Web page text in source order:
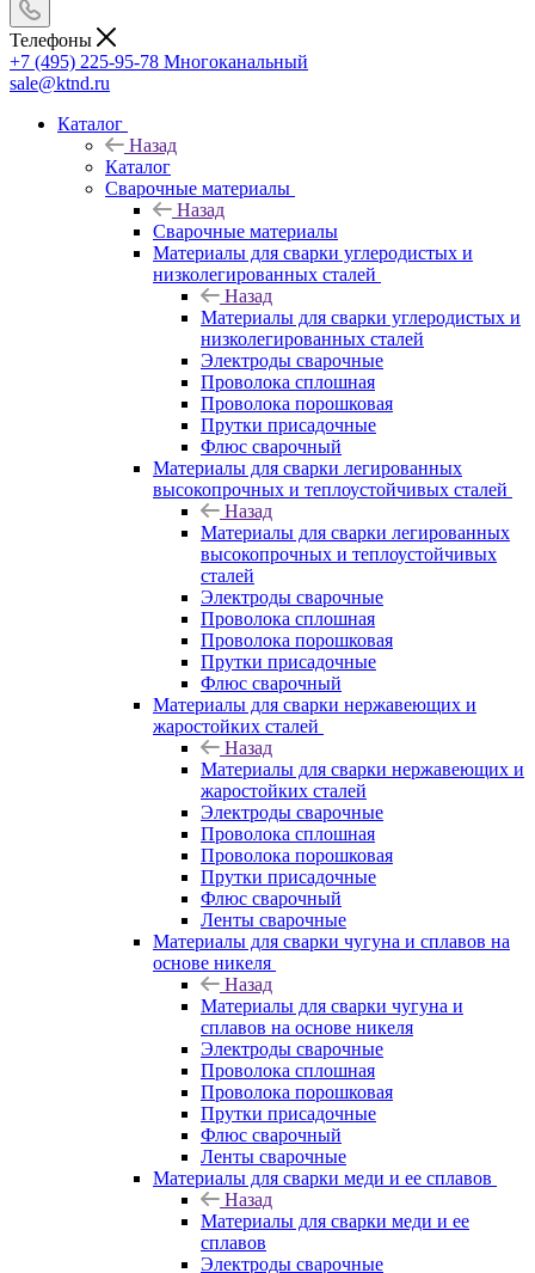
Телефоны
+7 (495) 225-95-78 Многоканальный
sale@ktnd.ru
Каталог
Назад
Каталог
Сварочные материалы
Назад
Сварочные материалы
Материалы для сварки углеродистых и
низколегированных сталей
Назад
Материалы для сварки углеродистых и
низколегированных сталей
Электроды сварочные
Проволока сплошная
Проволока порошковая
Прутки присадочные
Флюс сварочный
Материалы для сварки легированных
высокопрочных и теплоустойчивых сталей
Назад
Материалы для сварки легированных
высокопрочных и теплоустойчивых
сталей
Электроды сварочные
Проволока сплошная
Проволока порошковая
Прутки присадочные
Флюс сварочный
Материалы для сварки нержавеющих и
жаростойких сталей
Назад
Материалы для сварки нержавеющих и
жаростойких сталей
Электроды сварочные
Проволока сплошная
Проволока порошковая
Прутки присадочные
Флюс сварочный
Ленты сварочные
Материалы для сварки чугуна и сплавов на
основе никеля
Назад
Материалы для сварки чугуна и
сплавов на основе никеля
Электроды сварочные
Проволока сплошная
Проволока порошковая
Прутки присадочные
Флюс сварочный
Ленты сварочные
Материалы для сварки меди и ее сплавов
Назад
Материалы для сварки меди и ее
сплавов
Электроды сварочные